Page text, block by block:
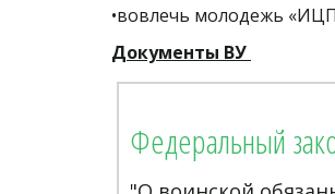
•вовлечь молодежь
Документы ВУ
Федеральный